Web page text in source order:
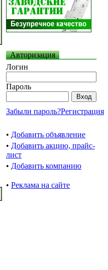
Авторизация
Логин
Пароль
Забыли пароль?Регистрация
• Добавить объявление
• Добавить акцию, прайс-
лист
• Добавить компанию
• Реклама на сайте